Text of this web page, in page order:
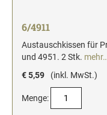
6/4911
Austauschkissen für
und 4951. 2 Stk.
€ 5,59
(inkl. MwSt.)
Menge: